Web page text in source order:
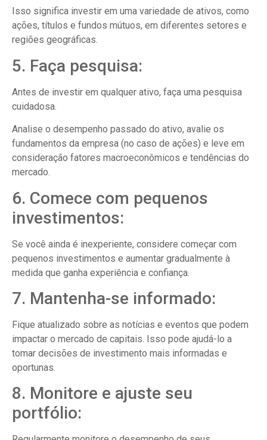
Isso significa investir em uma variedade de ativos, como
ações, títulos e fundos mútuos, em diferentes setores e
regiões geográficas.
5. Faça pesquisa:
Antes de investir em qualquer ativo, faça uma pesquisa
cuidadosa.
Analise o desempenho passado do ativo, avalie os
fundamentos da empresa (no caso de ações) e leve em
consideração fatores macroeconômicos e tendências do
mercado.
6. Comece com pequenos
investimentos:
Se você ainda é inexperiente, considere começar com
pequenos investimentos e aumentar gradualmente à
medida que ganha experiência e confiança.
7. Mantenha-se informado:
Fique atualizado sobre as notícias e eventos que podem
impactar o mercado de capitais. Isso pode ajudá-lo a
tomar decisões de investimento mais informadas e
oportunas.
8. Monitore e ajuste seu
portfólio: